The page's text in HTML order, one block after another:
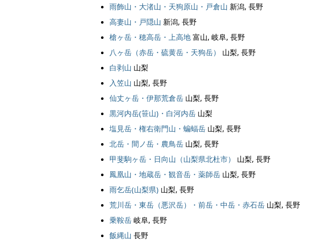
雨飾山・大渚山・天狗原山・戸倉山 新潟, 長野
高妻山・戸隠山 新潟, 長野
槍ヶ岳・穂高岳・上高地 富山, 岐阜, 長野
八ヶ岳（赤岳・硫黄岳・天狗岳）
山梨, 長野
白剥山 山梨
入笠山 山梨, 長野
仙丈ヶ岳・伊那荒倉岳 山梨, 長野
黒河内岳(笹山)・白河内岳 山梨
塩見岳・権右衛門山・蝙蝠岳 山梨, 長野
北岳・間ノ岳・農鳥岳 山梨, 長野
甲斐駒ヶ岳・日向山（山梨県北杜市）
山梨, 長野
鳳凰山・地蔵岳・観音岳・薬師岳 山梨, 長野
雨乞岳(山梨県) 山梨, 長野
荒川岳・東岳（悪沢岳）・前岳・中岳・赤石岳 山梨, 長野
乗鞍岳 岐阜, 長野
飯縄山 長野